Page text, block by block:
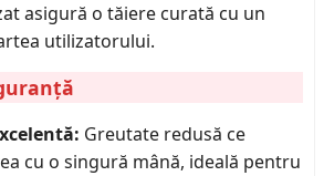
asigură o tăiere curată cu un
utilizatorului.
Greutate redusă ce
cu o singură mână, ideală pentru